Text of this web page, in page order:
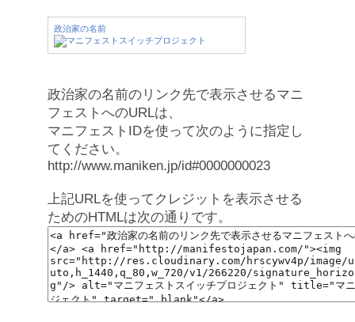
政治家の名前
政治家の名前のリンク先で表示させるマニ
フェストへのURLは、
マニフェストIDを使って次のように指定し
てください。
http://www.maniken.jp/id#0000000023
上記URLを使ってクレジットを表示させる
ためのHTMLは次の通りです。